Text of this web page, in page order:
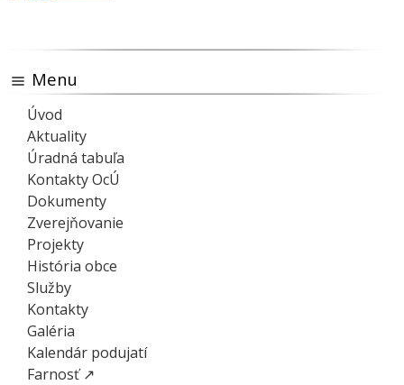
Menu
Úvod
Aktuality
Úradná tabuľa
Kontakty OcÚ
Dokumenty
Zverejňovanie
Projekty
História obce
Služby
Kontakty
Galéria
Kalendár podujatí
Farnosť ↗